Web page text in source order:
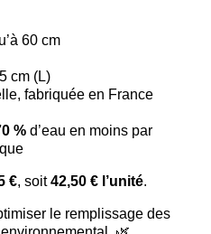
60 cm
cm (L)
fabriquée en France
% d’eau en moins par
€, soit42,50 € l’unité.
le remplissage des